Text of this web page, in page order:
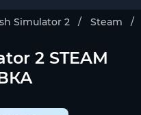
Simulator 2 Steam
2 STEAM